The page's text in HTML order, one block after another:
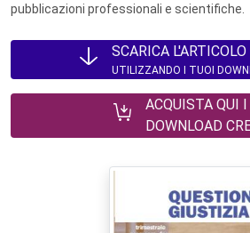
pubblicazioni professionali e scientifiche.
SCARICA L'ARTICOLO
UTILIZZANDO I TUOI
ACQUISTA QUI
DOWNLOAD